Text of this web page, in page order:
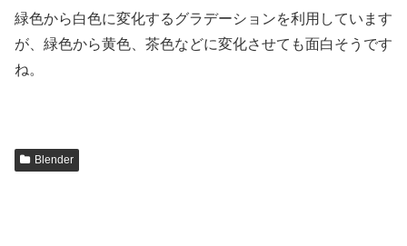
緑色から白色に変化するグラデーションを利用しています
が、緑色から黄色、茶色などに変化させても面白そうです
ね。
Blender